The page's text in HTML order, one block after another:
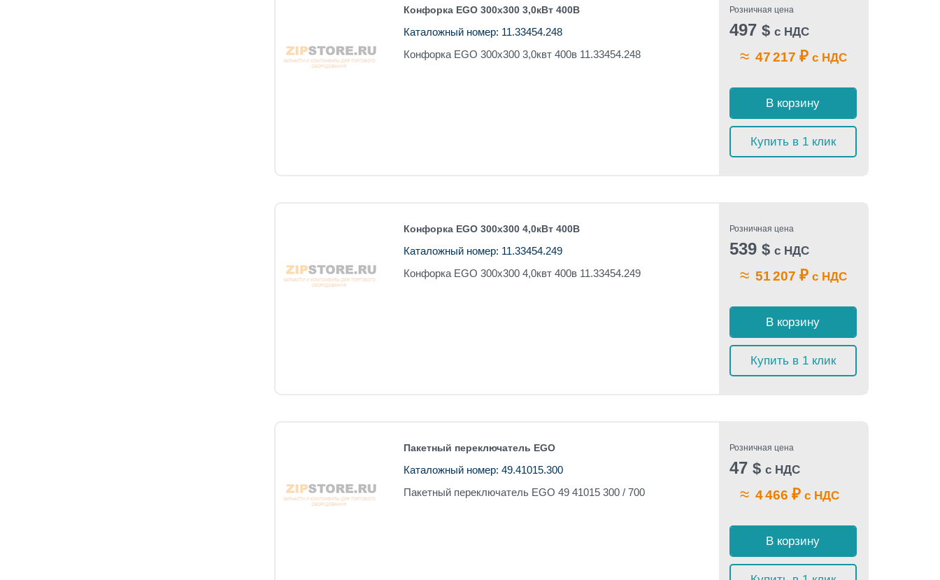
Конфорка EGO 300х300 3,0кВт 400В
Каталожный номер: 11.33454.248
Конфорка EGO 300х300 3,0квт 400в 11.33454.248
Розничная цена
497 $ с НДС
≈ 47 217 ₽с НДС
В корзину
Купить в 1 клик
Конфорка EGO 300х300 4,0кВт 400В
Каталожный номер: 11.33454.249
Конфорка EGO 300х300 4,0квт 400в 11.33454.249
Розничная цена
539 $ с НДС
≈ 51 207 ₽с НДС
В корзину
Купить в 1 клик
Пакетный переключатель EGO
Каталожный номер: 49.41015.300
Пакетный переключатель EGO 49 41015 300 / 700
Розничная цена
47 $ с НДС
≈ 4 466 ₽с НДС
В корзину